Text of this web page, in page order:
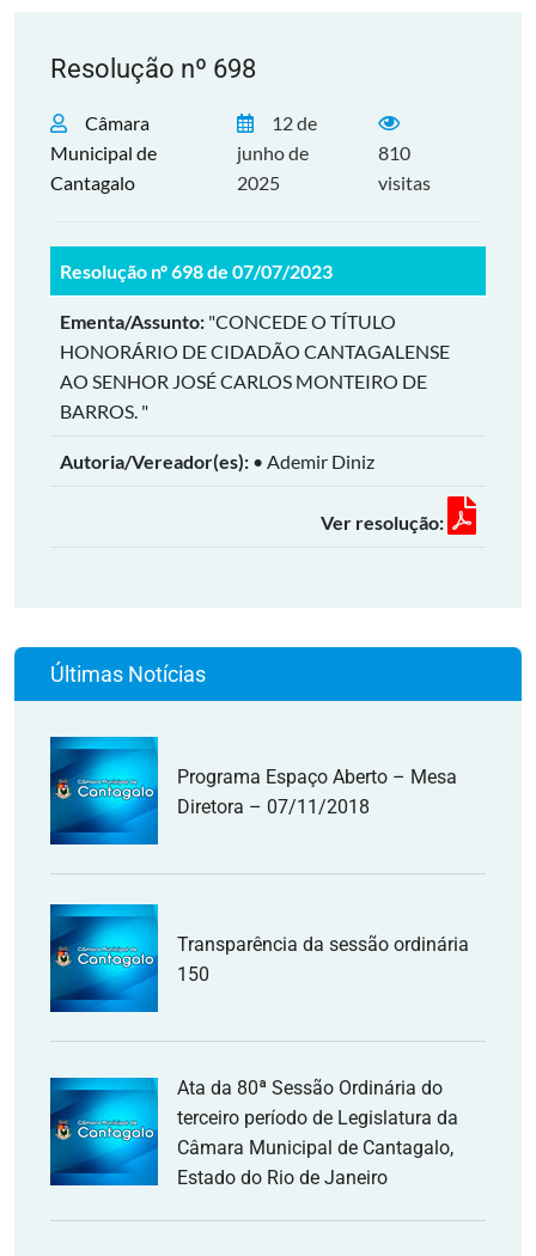
Resolução nº 698
Câmara
Municipal de
Cantagalo
12 de
junho de
2025
810
visitas
Resolução nº 698 de 07/07/2023
Ementa/Assunto: "CONCEDE O TÍTULO
HONORÁRIO DE CIDADÃO CANTAGALENSE
AO SENHOR JOSÉ CARLOS MONTEIRO DE
BARROS. "
Autoria/Vereador(es): • Ademir Diniz
Ver resolução:
Últimas Notícias
Programa Espaço Aberto – Mesa
Diretora – 07/11/2018
Transparência da sessão ordinária
150
Ata da 80ª Sessão Ordinária do
terceiro período de Legislatura da
Câmara Municipal de Cantagalo,
Estado do Rio de Janeiro